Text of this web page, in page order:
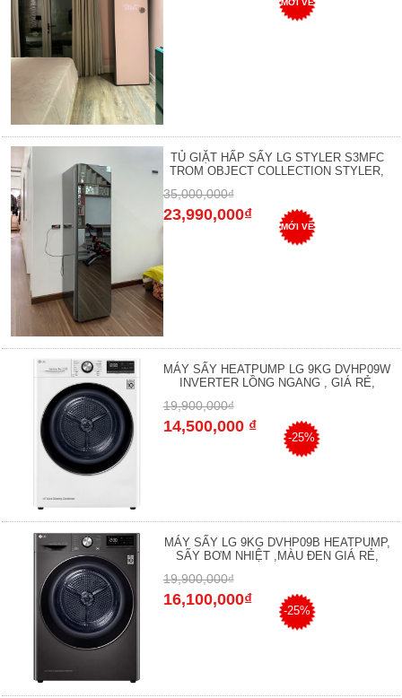
MỚI VỀ
TỦ GIẶT HẤP SẤY LG STYLER S3MFC
TROM OBJECT COLLECTION STYLER,
35,000,000₫
23,990,000₫
MỚI VỀ
MÁY SẤY HEATPUMP LG 9KG DVHP09W
INVERTER LỒNG NGANG , GIÁ RẺ,
19,900,000₫
14,500,000 ₫
-25%
MÁY SẤY LG 9KG DVHP09B HEATPUMP,
SẤY BƠM NHIỆT ,MÀU ĐEN GIÁ RẺ,
19,900,000₫
16,100,000₫
-25%